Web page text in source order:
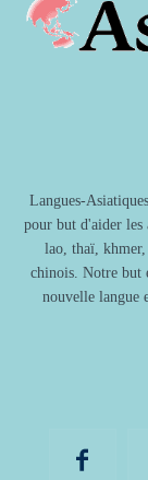
Langues-
pour but d'aider les
lao, thaï,
chinois. Notre but
nouvelle langue